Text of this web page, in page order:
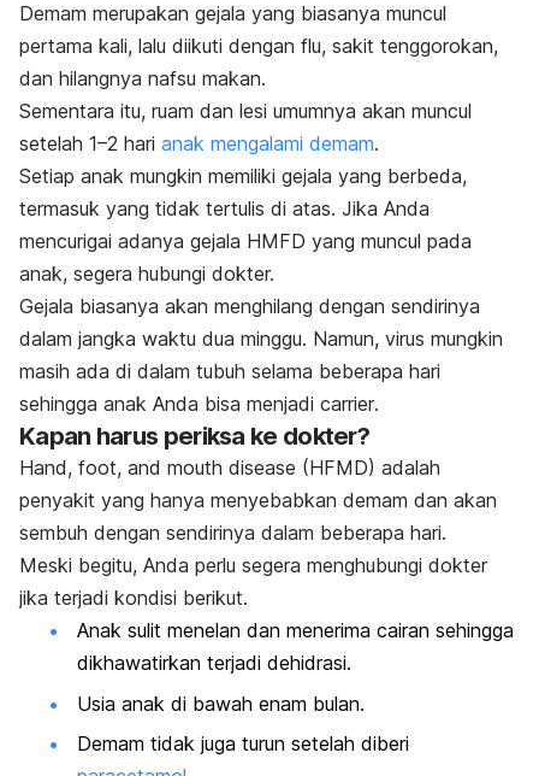
Demam merupakan gejala yang biasanya muncul
pertama kali, lalu diikuti dengan flu, sakit tenggorokan,
dan hilangnya nafsu makan.
Sementara itu, ruam dan lesi umumnya akan muncul
setelah 1–2 hari anak mengalami demam.
Setiap anak mungkin memiliki gejala yang berbeda,
termasuk yang tidak tertulis di atas. Jika Anda
mencurigai adanya gejala HMFD yang muncul pada
anak, segera hubungi dokter.
Gejala biasanya akan menghilang dengan sendirinya
dalam jangka waktu dua minggu. Namun, virus mungkin
masih ada di dalam tubuh selama beberapa hari
sehingga anak Anda bisa menjadi carrier.
Kapan harus periksa ke dokter?
Hand, foot, and mouth disease (HFMD) adalah
penyakit yang hanya menyebabkan demam dan akan
sembuh dengan sendirinya dalam beberapa hari.
Meski begitu, Anda perlu segera menghubungi dokter
jika terjadi kondisi berikut.
Anak sulit menelan dan menerima cairan sehingga
dikhawatirkan terjadi dehidrasi.
Usia anak di bawah enam bulan.
Demam tidak juga turun setelah diberi